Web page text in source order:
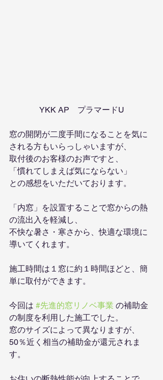
YKK AP　プラマードU
窓の開閉が二度手間になることを気に
される方もいらっしゃいますが、
取付後のお客様のお声ですと、
「慣れてしまえば気にならない」
との感想をいただいております。
「内窓」を設置することで窓からの熱
の流出入を軽減し、
不快な暑さ・寒さから、快適な環境に
導いてくれます。
施工時間は１窓に約１時間ほどと、簡
単に取付ができます。
今回は #先進的窓リノベ事業 の補助金
の制度を利用した施工でした。
窓のサイズによって異なりますが、
50％近く相当の補助金が還元されま
す。